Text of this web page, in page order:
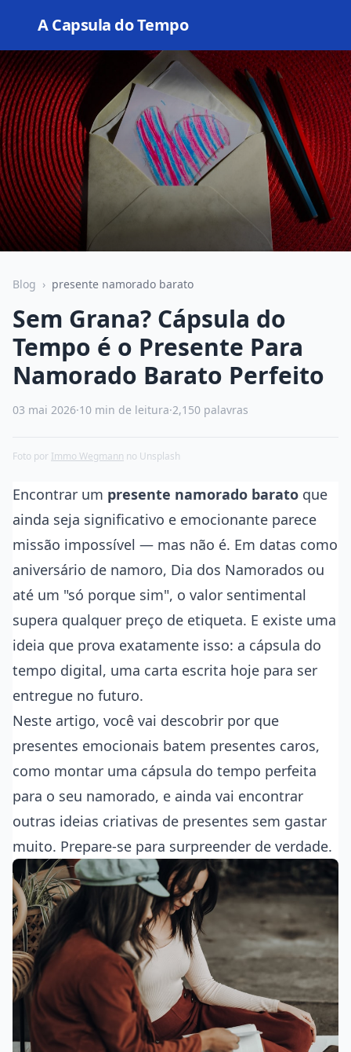
A Capsula do Tempo
Blog › presente namorado barato
Sem Grana? Cápsula do
Tempo é o Presente Para
Namorado Barato Perfeito
03 mai 2026·10 min de leitura·2,150 palavras
Foto por Immo Wegmann no Unsplash
Encontrar um presente namorado barato que
ainda seja significativo e emocionante parece
missão impossível — mas não é. Em datas como
aniversário de namoro, Dia dos Namorados ou
até um "só porque sim", o valor sentimental
supera qualquer preço de etiqueta. E existe uma
ideia que prova exatamente isso: a cápsula do
tempo digital, uma carta escrita hoje para ser
entregue no futuro.
Neste artigo, você vai descobrir por que
presentes emocionais batem presentes caros,
como montar uma cápsula do tempo perfeita
para o seu namorado, e ainda vai encontrar
outras ideias criativas de presentes sem gastar
muito. Prepare-se para surpreender de verdade.